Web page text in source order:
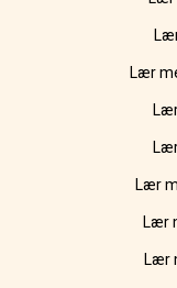
Lær
Lær
Lær
Lær